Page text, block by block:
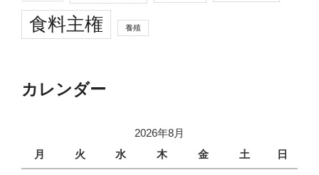
食料主権 養殖
カレンダー
2026年8月
月
火 水 木 金 土 日